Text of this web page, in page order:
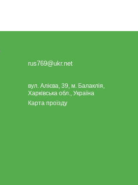
rus769@ukr.net
вул. Алієва, 39, м. Балаклія,
Харківська обл., Україна
Карта проїзду